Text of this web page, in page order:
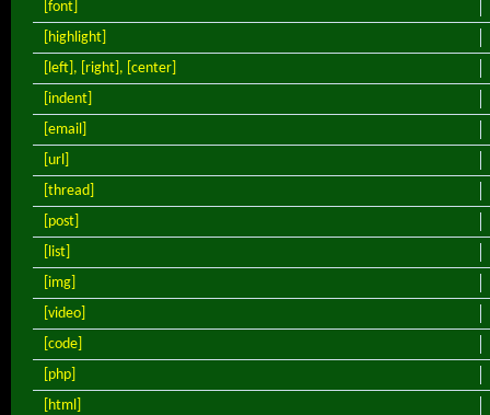
[font]
[highlight]
[left] , [right] , [center]
[indent]
[email]
[url]
[thread]
[post]
[list]
[img]
[video]
[code]
[php]
[html]